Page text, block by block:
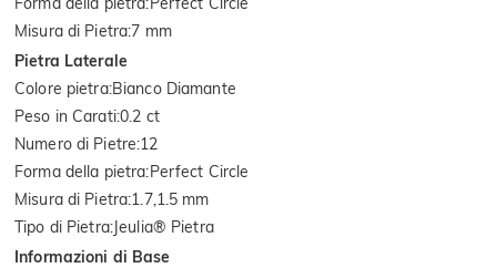
Misura di Pietra:7 mm
Pietra Laterale
Colore pietra:Bianco Diamante
Peso in Carati:0.2 ct
Numero di Pietre:12
Forma della pietra:Perfect Circle
Misura di Pietra:1.7,1.5 mm
Tipo di Pietra:Jeulia® Pietra
Informazioni di Base